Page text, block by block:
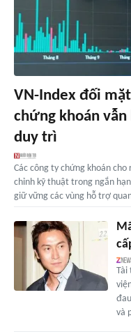
VN-Index đối
chứng khoán
duy trì
Các công ty chứng khoán
chỉnh kỹ thuật trong ngắn
giữ vững các vùng hỗ trợ
Tài
và